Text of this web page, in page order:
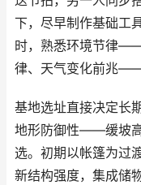
下，尽早制作基础工
时，熟悉环境节律
律、天气变化前兆——
基地选址直接决定长
地形防御性——缓坡
选。初期以帐篷为过
新结构强度，集成储